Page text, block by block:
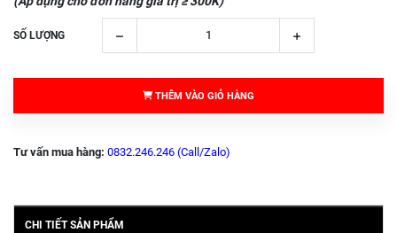
SỐ LƯỢNG
THÊM VÀO GIỎ HÀNG
Tư vấn mua hàng: 0832.246.246 (Call/Zalo)
CHI TIẾT SẢN PHẨM